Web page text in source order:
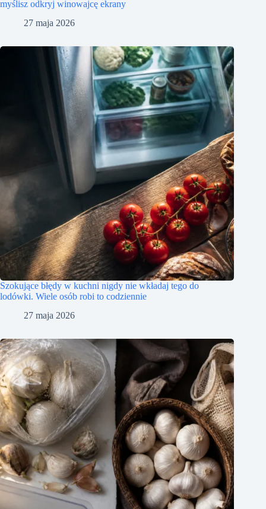
myślisz odkryj winowajcę ekrany
27 maja 2026
Szokujące błędy w kuchni nigdy nie wkładaj tego do
lodówki. Wiele osób robi to codziennie
27 maja 2026